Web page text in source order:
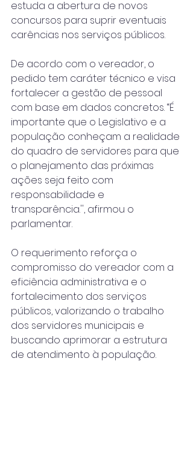
estuda a abertura de novos
concursos para suprir eventuais
carências nos serviços públicos.
De acordo com o vereador, o
pedido tem caráter técnico e visa
fortalecer a gestão de pessoal
com base em dados concretos. “É
importante que o Legislativo e a
população conheçam a realidade
do quadro de servidores para que
o planejamento das próximas
ações seja feito com
responsabilidade e
transparência.'', afirmou o
parlamentar.
O requerimento reforça o
compromisso do vereador com a
eficiência administrativa e o
fortalecimento dos serviços
públicos, valorizando o trabalho
dos servidores municipais e
buscando aprimorar a estrutura
de atendimento à população.